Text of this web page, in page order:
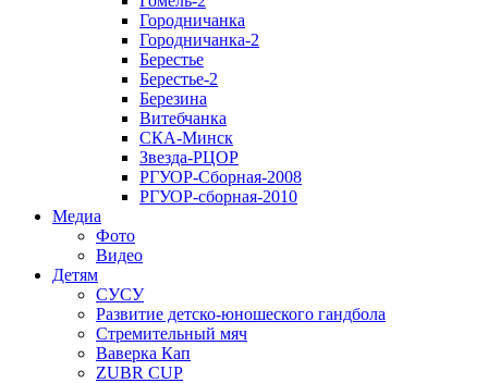
Городничанка
Городничанка-2
Берестье
Берестье-2
Березина
Витебчанка
СКА-Минск
Звезда-РЦОР
РГУОР-Сборная-2008
РГУОР-сборная-2010
Медиа
Фото
Видео
Детям
СУСУ
Развитие детско-юношеского гандбола
Стремительный мяч
Ваверка Кап
ZUBR CUP